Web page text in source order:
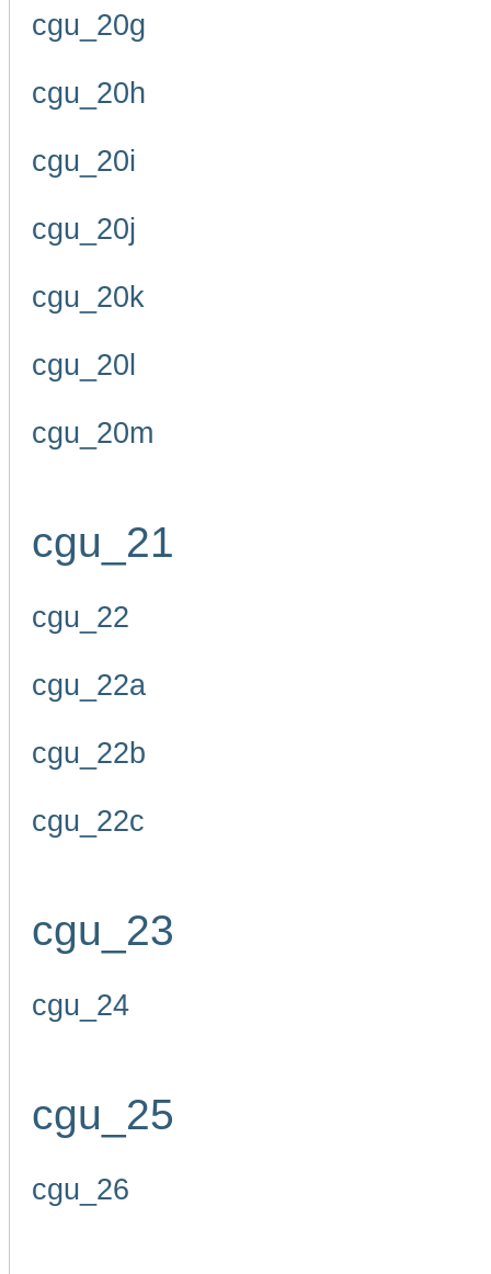
cgu_20g
cgu_20h
cgu_20i
cgu_20j
cgu_20k
cgu_20l
cgu_20m
cgu_21
cgu_22
cgu_22a
cgu_22b
cgu_22c
cgu_23
cgu_24
cgu_25
cgu_26